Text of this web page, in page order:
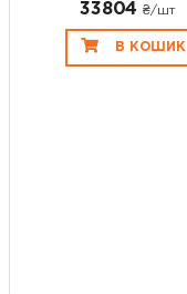
33804 ₴/шт
В КОШИК